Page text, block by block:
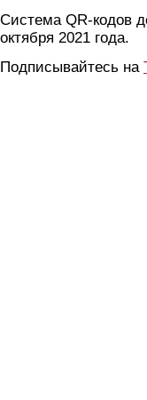
Система QR-кодов
октября 2021 года.
Подписывайтесь на